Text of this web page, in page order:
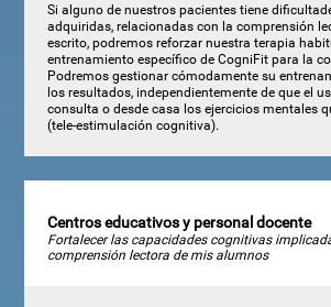
Si alguno de nuestros pacientes tiene
adquiridas, relacionadas con la comprensión
escrito, podremos reforzar nuestra terapia
entrenamiento específico de CogniFit para la
Podremos gestionar cómodamente su
los resultados, independientemente de que el
consulta o desde casa los ejercicios mentales
(tele-estimulación cognitiva).
Centros educativos y personal docente
Fortalecer las capacidades cognitivas
comprensión lectora de mis alumnos